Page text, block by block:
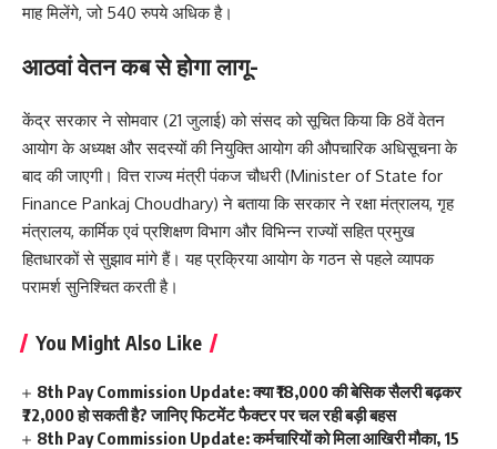
माह मिलेंगे, जो 540 रुपये अधिक है।
आठवां वेतन कब से होगा लागू-
केंद्र सरकार ने सोमवार (21 जुलाई) को संसद को सूचित किया कि 8वें वेतन
आयोग के अध्यक्ष और सदस्यों की नियुक्ति आयोग की औपचारिक अधिसूचना के
बाद की जाएगी। वित्त राज्य मंत्री पंकज चौधरी (Minister of State for
Finance Pankaj Choudhary) ने बताया कि सरकार ने रक्षा मंत्रालय, गृह
मंत्रालय, कार्मिक एवं प्रशिक्षण विभाग और विभिन्न राज्यों सहित प्रमुख
हितधारकों से सुझाव मांगे हैं। यह प्रक्रिया आयोग के गठन से पहले व्यापक
परामर्श सुनिश्चित करती है।
You Might Also Like
8th Pay Commission Update: क्या ₹18,000 की बेसिक सैलरी बढ़कर
₹72,000 हो सकती है? जानिए फिटमेंट फैक्टर पर चल रही बड़ी बहस
8th Pay Commission Update: कर्मचारियों को मिला आखिरी मौका, 15